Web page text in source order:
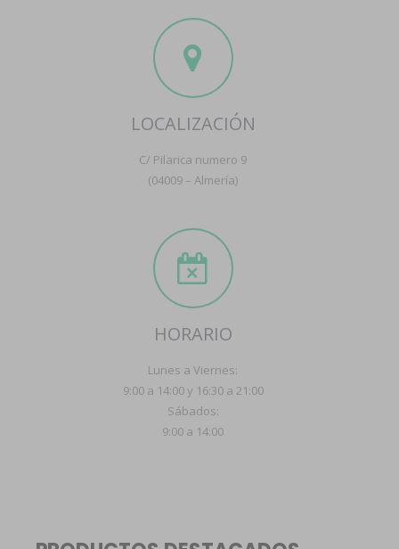
LOCALIZACIÓN
C/ Pilarica numero 9
(04009 – Almería)
HORARIO
Lunes a Viernes:
9:00 a 14:00 y 16:30 a 21:00
Sábados:
9:00 a 14:00